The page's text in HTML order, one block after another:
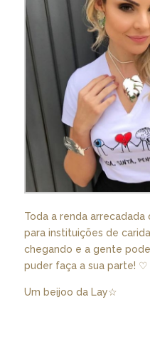
Toda a renda
para instituições de
chegando e a gente
puder faça a sua parte! ♡
Um beijoo da Lay☆